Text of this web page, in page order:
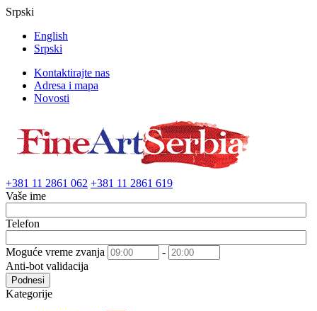
Srpski
English
Srpski
Kontaktirajte nas
Adresa i mapa
Novosti
+381 11 2861 062 +381 11 2861 619
Vaše ime
Telefon
Moguće vreme zvanja
-
Anti-bot validacija
Podnesi
Kategorije